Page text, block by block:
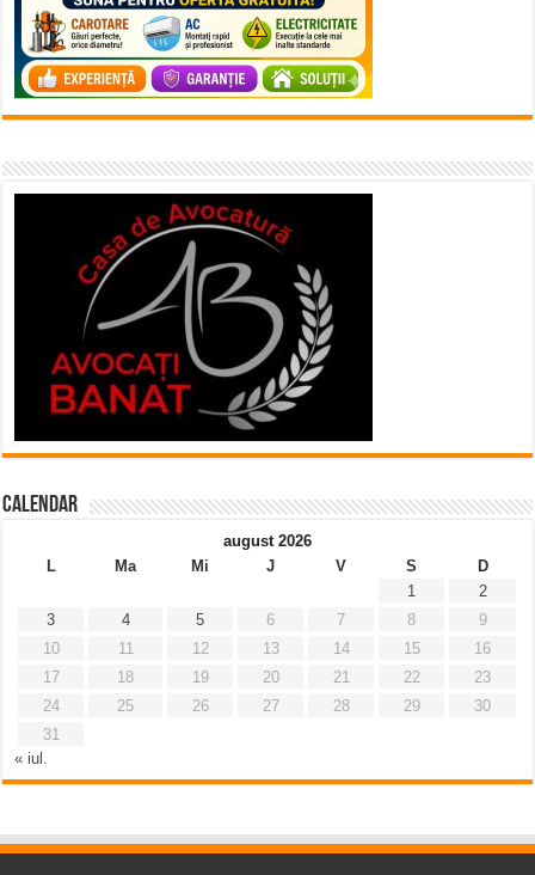
Calendar
august 2026
L
Ma Mi J V S
D
1
2
3
4 5 6 7 8
9
10
11 12 13 14 15
16
17
18 19 20 21 22
23
24
25 26 27 28 29
30
31
« iul.